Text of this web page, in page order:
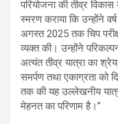
परियोजना की तीव्र
स्मरण कराया कि उन्होंने
अगस्त 2025 तक चिप
व्यक्त की। उन्होंने
अत्यंत तीव्र यात्रा का
समर्पण तथा एकाग्रता को
तक की यह उल्लेखनीय
मेहनत का परिणाम है।”